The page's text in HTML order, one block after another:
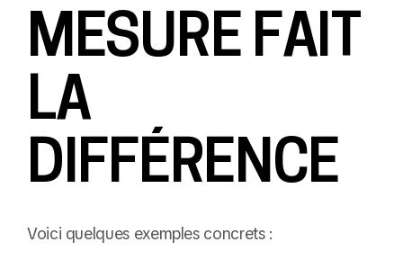
MESURE FAIT
LA
DIFFÉRENCE
Voici quelques exemples concrets :